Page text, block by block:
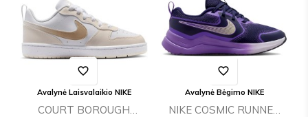
favorite_border
Avalynė Laisvalaikio NIKE
COURT BOROUGH
favorite_border
Avalynė Bėgimo NIKE
NIKE COSMIC RUNNER